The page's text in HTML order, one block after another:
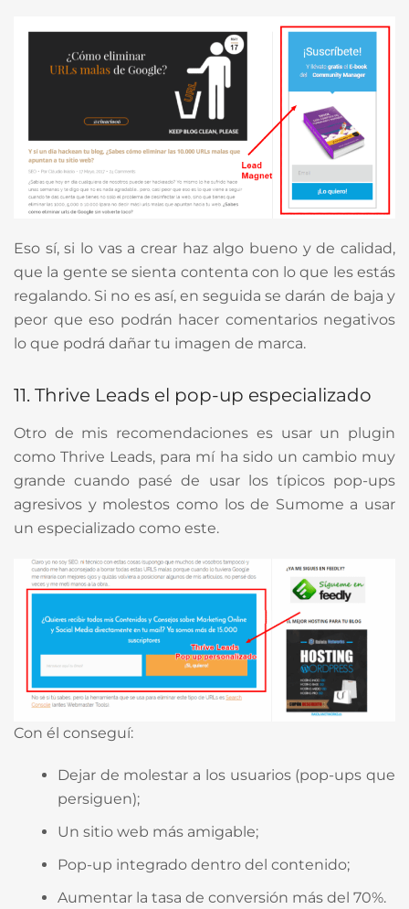
Eso sí, si lo vas a crear haz algo bueno y de calidad,
que la gente se sienta contenta con lo que les estás
regalando. Si no es así, en seguida se darán de baja y
peor que eso podrán hacer comentarios negativos
lo que podrá dañar tu imagen de marca.
11. Thrive Leads el pop-up especializado
Otro de mis recomendaciones es usar un plugin
como Thrive Leads, para mí ha sido un cambio muy
grande cuando pasé de usar los típicos pop-ups
agresivos y molestos como los de Sumome a usar
un especializado como este.
Con él conseguí:
Dejar de molestar a los usuarios (pop-ups que
persiguen);
Un sitio web más amigable;
Pop-up integrado dentro del contenido;
Aumentar la tasa de conversión más del 70%.